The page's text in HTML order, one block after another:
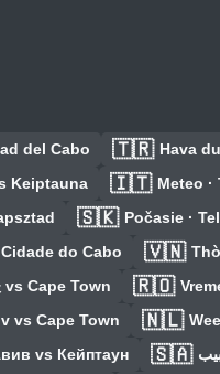
del Cabo 🇹🇷 Hava
Keiptauna 🇮🇹 Meteo
🇸🇰 Počasie ·
do Cabo 🇻🇳
vs Cape Town 🇷🇴
vs Cape Town 🇳🇱
vs Кейптаун 🇸🇦